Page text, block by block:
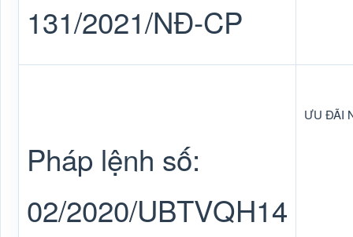
131/2021/NĐ-CP
Pháp lệnh số:
02/2020/UBTVQH14
ƯU ĐÃI